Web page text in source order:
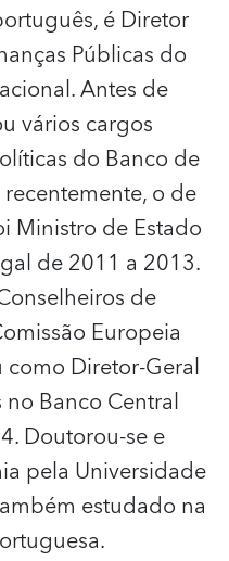
é Diretor
Públicas do
Antes de
vários cargos
do Banco de
o de
Ministro de Estado
de 2011 a 2013.
de
Europeia
Diretor-Geral
Banco Central
Doutorou-se e
pela Universidade
estudado na